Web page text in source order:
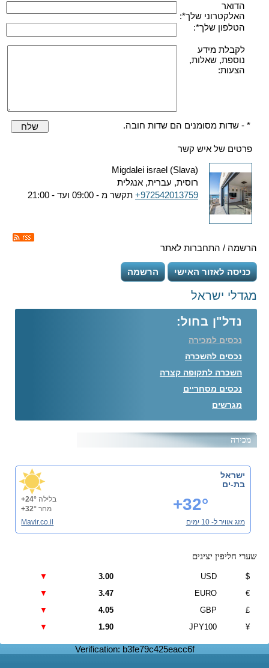
הדואר
האלקטרוני שלך*:
הטלפון שלך*:
לקבלת מידע
נוספת, שאלות,
הצעות:
* - שדות מסומנים הם שדות חובה. שלח
פרטים של איש קשר
Migdalei israel (Slava)
רוסית, עברית, אנגלית
+972542013759 תקשר מ - 09:00 ועד - 21:00
הרשמה / התחברות לאתר
כניסה לאזור האישי הרשמה
מגדלי ישראל
נדל"ן בחול:
נכסים למכירה
נכסים להשכרה
השכרה לתקופה קצרה
נכסים מסחריים
מגרשים
מכירה
ישראל
בת-ים
+32° בלילה +24°
מחר +32°
מזג אוויר ל- 10 ימים
Mavir.co.il
שערי חליפין יציגים
$
USD
3.00
▼
€
EURO
3.47
▼
£
GBP
4.05
▼
¥
JPY100
1.90
▼
Verification: b3fe79c425eacc6f